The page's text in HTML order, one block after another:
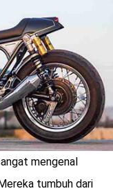
mengenal
tumbuh dari